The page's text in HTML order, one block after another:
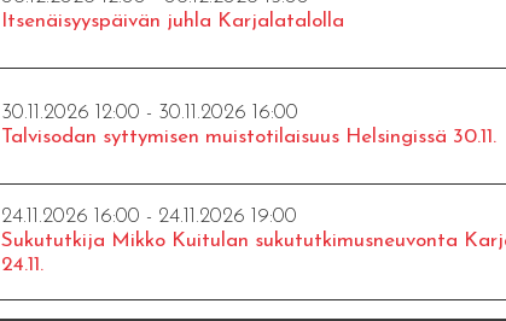
Itsenäisyyspäivän juhla Karjalatalolla
30.11.2026 12:00 - 30.11.2026 16:00
Talvisodan syttymisen muistotilaisuus Helsingissä 30.11.
24.11.2026 16:00 - 24.11.2026 19:00
Sukututkija Mikko Kuitulan sukututkimusneuvonta
24.11.